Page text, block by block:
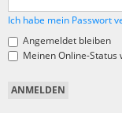
Ich habe mein Passwort
Angemeldet bleiben
Meinen Online-